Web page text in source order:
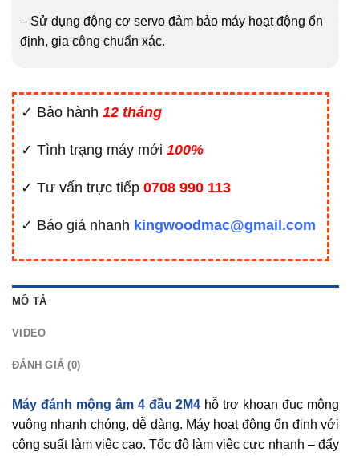
– Sử dụng động cơ servo đảm bảo máy hoạt động ổn
định, gia công chuẩn xác.
✓ Bảo hành 12 tháng
✓ Tình trạng máy mới 100%
✓ Tư vấn trực tiếp 0708 990 113
✓ Báo giá nhanh kingwoodmac@gmail.com
MÔ TẢ
VIDEO
ĐÁNH GIÁ (0)
Máy đánh mộng âm 4 đầu 2M4 hỗ trợ khoan đục mộng
vuông nhanh chóng, dễ dàng. Máy hoạt động ổn định với
công suất làm việc cao. Tốc độ làm việc cực nhanh – đẩy